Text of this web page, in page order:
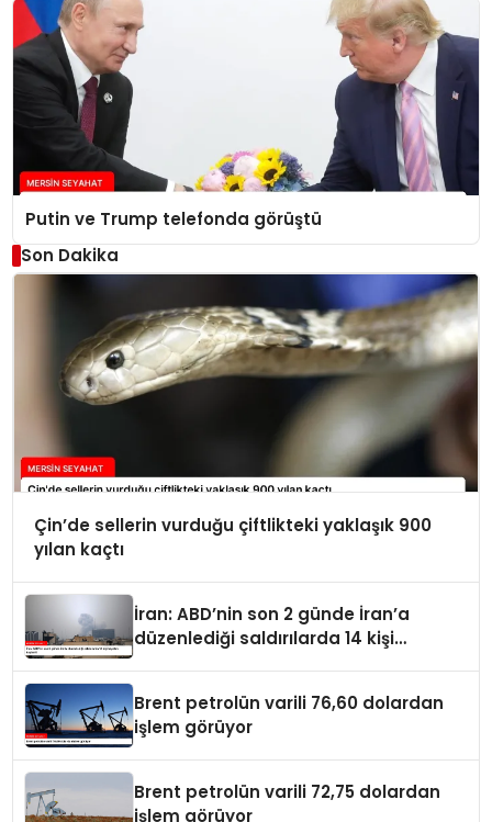
Putin ve Trump telefonda görüştü
Son Dakika
Çin’de sellerin vurduğu çiftlikteki yaklaşık 900
yılan kaçtı
İran: ABD’nin son 2 günde İran’a
düzenlediği saldırılarda 14 kişi
Brent petrolün varili 76,60 dolardan
işlem görüyor
Brent petrolün varili 72,75 dolardan
işlem görüyor